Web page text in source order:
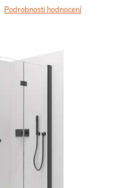
Podrobnosti hodnocení